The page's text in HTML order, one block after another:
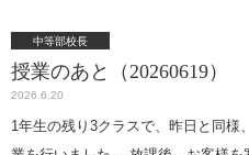
中等部校長
授業のあと（20260619）
2026.6.20
1年生の残り3クラスで、昨日と同様